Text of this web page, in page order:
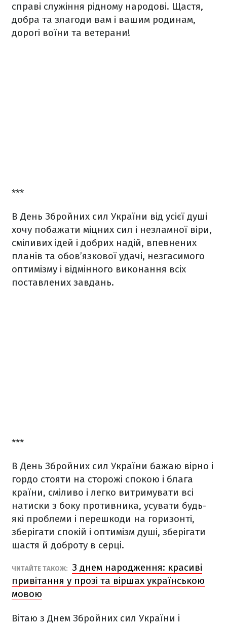
справі служіння рідному народові. Щастя,
добра та злагоди вам і вашим родинам,
дорогі воїни та ветерани!
***
В День Збройних сил України від усієї душі
хочу побажати міцних сил і незламної віри,
сміливих ідей і добрих надій, впевнених
планів та обов’язкової удачі, незгасимого
оптимізму і відмінного виконання всіх
поставлених завдань.
***
В День Збройних сил України бажаю вірно і
гордо стояти на сторожі спокою і блага
країни, сміливо і легко витримувати всі
натиски з боку противника, усувати будь-
які проблеми і перешкоди на горизонті,
зберігати спокій і оптимізм душі, зберігати
щастя й доброту в серці.
ЧИТАЙТЕ ТАКОЖ: З днем народження: красиві
привітання у прозі та віршах українською
мовою
Вітаю з Днем Збройних сил України і